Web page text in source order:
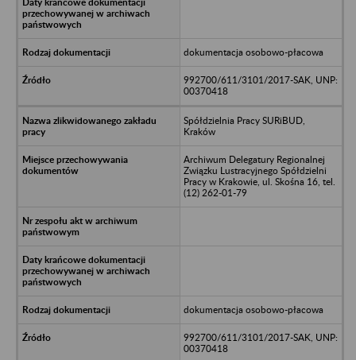
dokumentacja osobowo-płacowa
992700/611/3101/2017-SAK, UNP:
00370418
Spółdzielnia Pracy SURiBUD,
Kraków
Archiwum Delegatury Regionalnej
Związku Lustracyjnego Spółdzielni
Pracy w Krakowie, ul. Skośna 16, tel.
(12) 262-01-79
dokumentacja osobowo-płacowa
992700/611/3101/2017-SAK, UNP:
00370418